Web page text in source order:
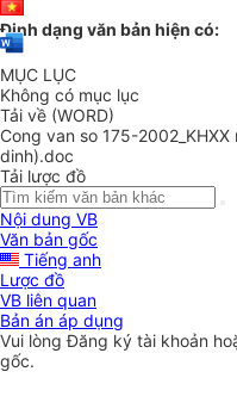
Định dạng văn bản hiện có:
MỤC LỤC
Không có mục lục
Tải về (WORD)
Cong van so 175-
dinh).doc
Tải lược đồ
Nội dung VB
Văn bản gốc
Tiếng anh
Lược đồ
VB liên quan
Bản án áp dụng
Vui lòngĐăng ký tài khoản
gốc.